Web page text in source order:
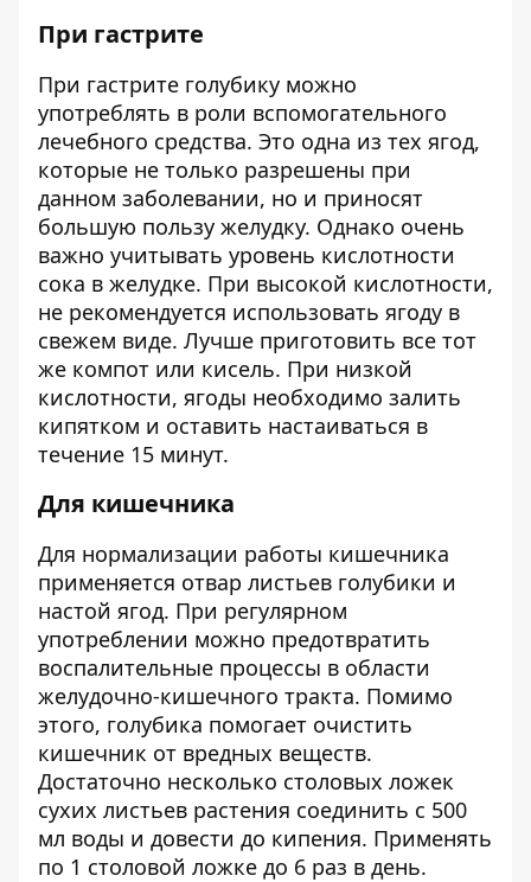
При гастрите
При гастрите голубику можно
употреблять в роли вспомогательного
лечебного средства. Это одна из тех ягод,
которые не только разрешены при
данном заболевании, но и приносят
большую пользу желудку. Однако очень
важно учитывать уровень кислотности
сока в желудке. При высокой кислотности,
не рекомендуется использовать ягоду в
свежем виде. Лучше приготовить все тот
же компот или кисель. При низкой
кислотности, ягоды необходимо залить
кипятком и оставить настаиваться в
течение 15 минут.
Для кишечника
Для нормализации работы кишечника
применяется отвар листьев голубики и
настой ягод. При регулярном
употреблении можно предотвратить
воспалительные процессы в области
желудочно-кишечного тракта. Помимо
этого, голубика помогает очистить
кишечник от вредных веществ.
Достаточно несколько столовых ложек
сухих листьев растения соединить с 500
мл воды и довести до кипения. Применять
по 1 столовой ложке до 6 раз в день.